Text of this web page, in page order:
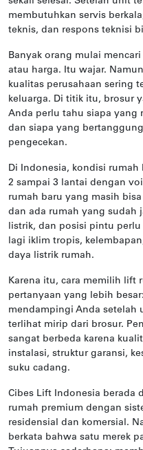
membutuhkan servis
teknis, dan respons teknisi
Banyak orang mulai
atau harga. Itu wajar.
kualitas perusahaan sering
keluarga. Di titik itu, brosur
Anda perlu tahu siapa yang
dan siapa yang
pengecekan.
Di Indonesia, kondisi rumah
2 sampai 3 lantai dengan
rumah baru yang masih
dan ada rumah yang sudah
listrik, dan posisi pintu
lagi iklim tropis,
daya listrik rumah.
Karena itu, cara memilih lift
pertanyaan yang lebih
mendampingi Anda setelah
terlihat mirip dari brosur.
sangat berbeda karena
instalasi, struktur garansi,
suku cadang.
Cibes Lift Indonesia berada
rumah premium dengan
residensial dan komersial.
berkata bahwa satu merek